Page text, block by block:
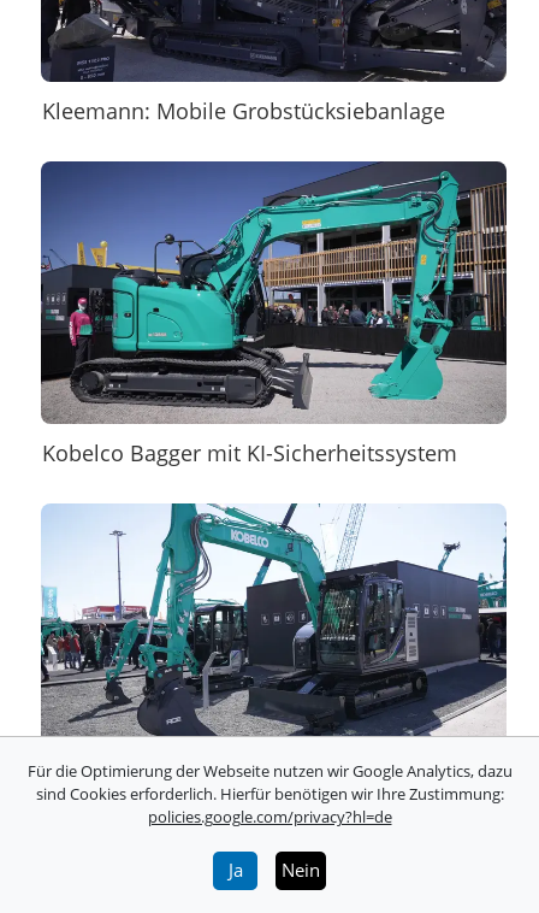
Kleemann: Mobile Grobstücksiebanlage
Kobelco Bagger mit KI-Sicherheitssystem
Kobelco vollelektrische Minibagger SK20 &
Für die Optimierung der Webseite nutzen wir Google Analytics, dazu
sind Cookies erforderlich. Hierfür benötigen wir Ihre Zustimmung:
policies.google.com/privacy?hl=de
Ja Nein